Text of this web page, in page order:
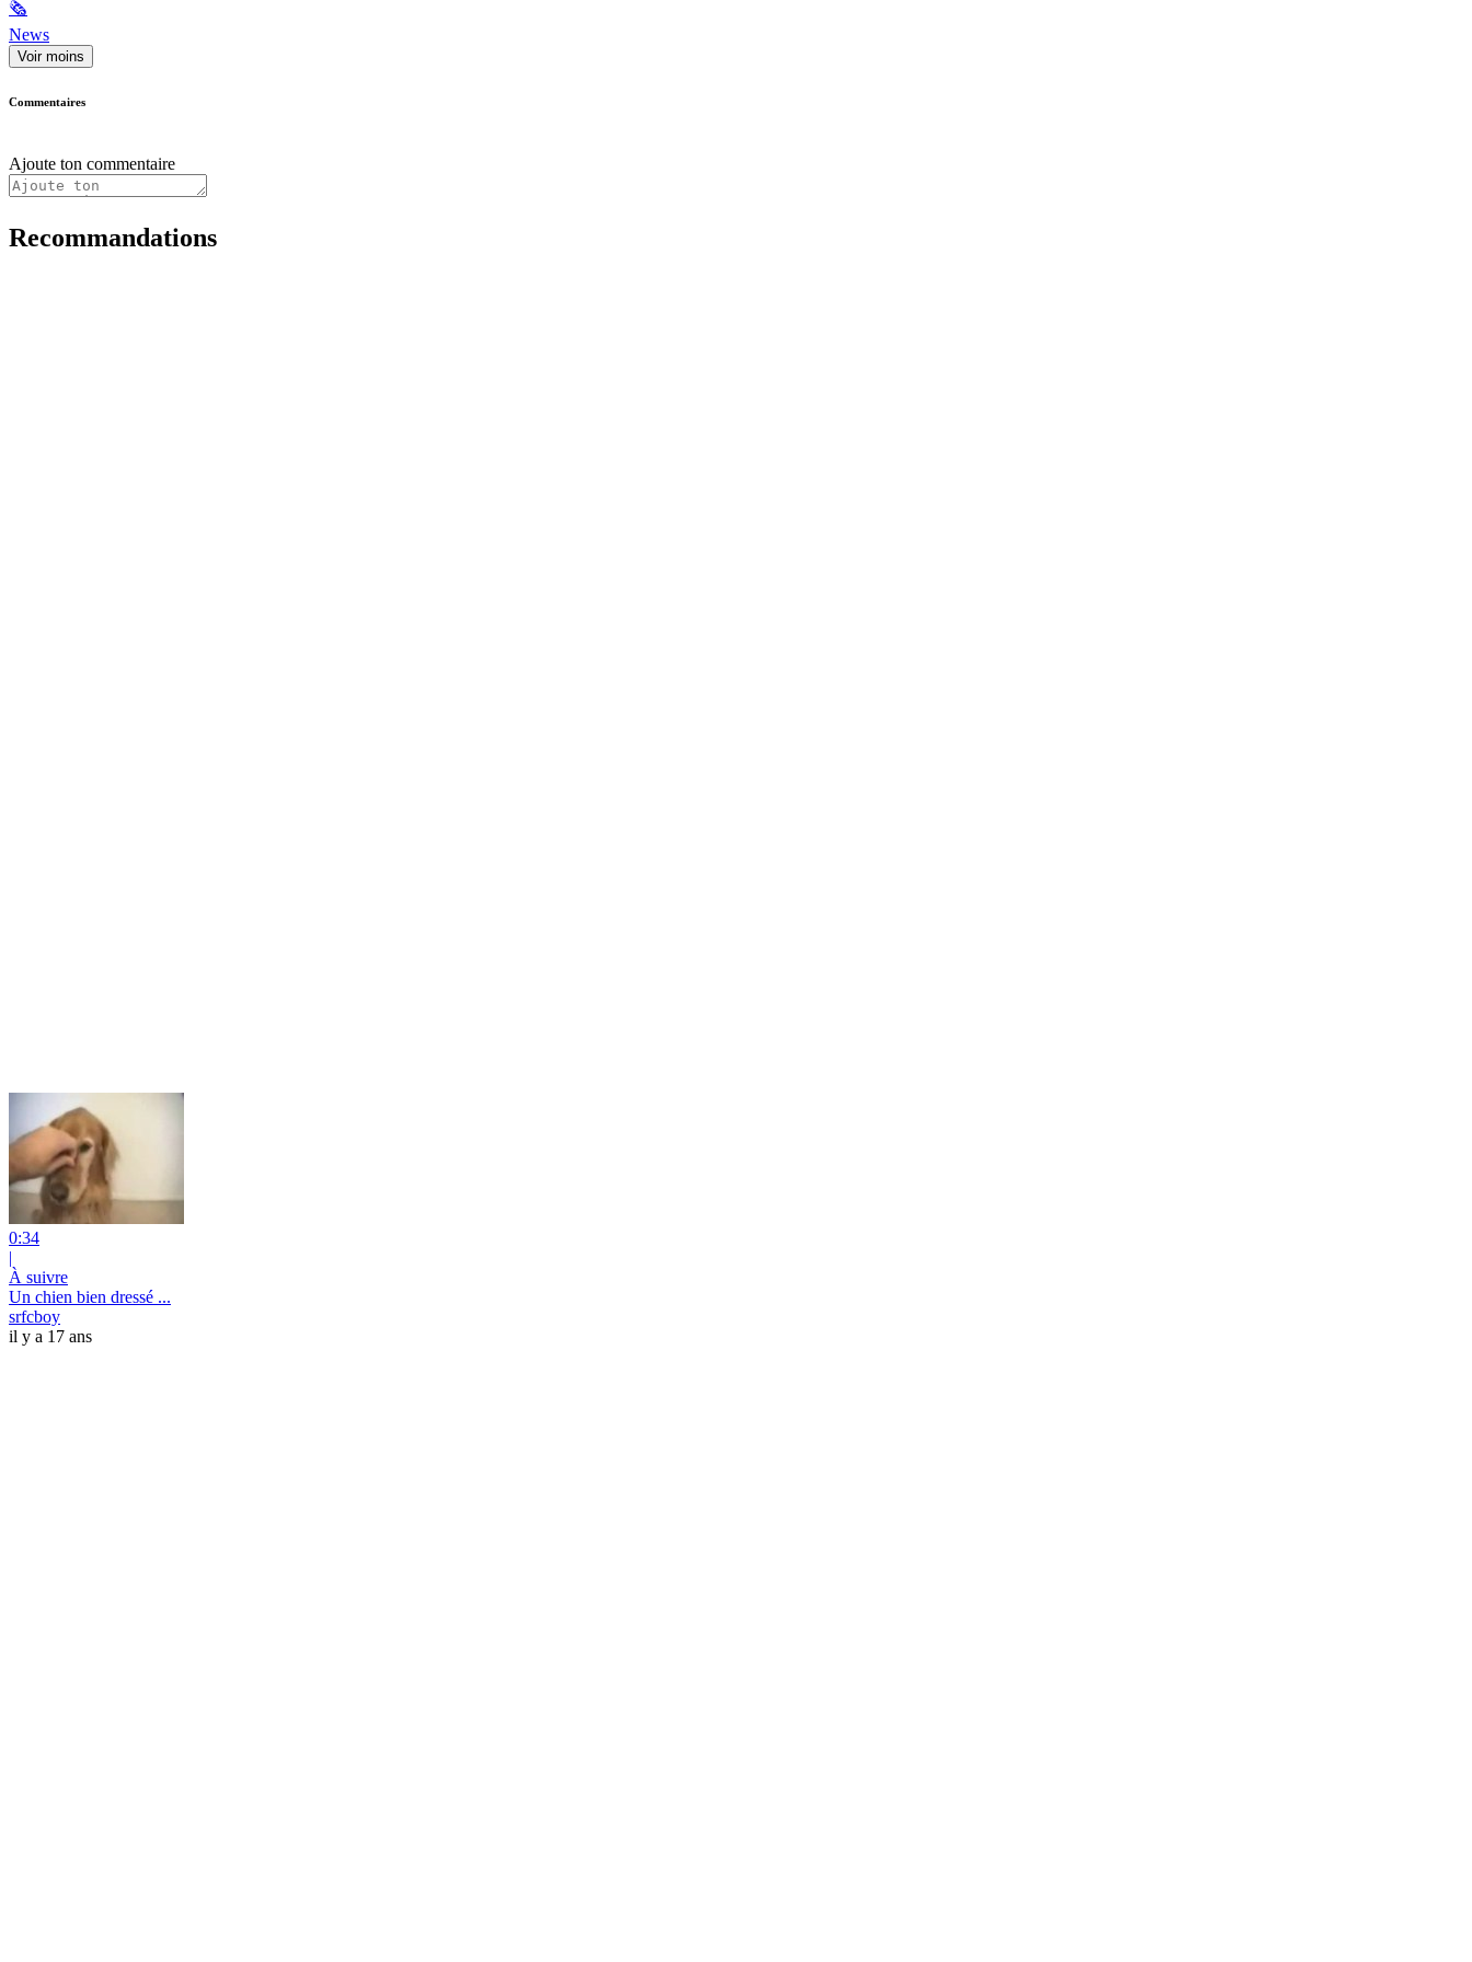
🗞
News
Voir moins
Commentaires
Ajoute ton commentaire
Recommandations
0:34
|
À suivre
Un chien bien dressé ...
srfcboy
il y a 17 ans